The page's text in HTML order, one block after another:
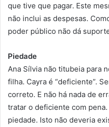
que tive que pagar. Este
não inclui as despesas.
poder público não dá
Piedade
Ana Sílvia não titubeia para
filha. Cayra é “deficiente”.
correto. E não há nada de
tratar o deficiente com
piedade. Isto não deveria